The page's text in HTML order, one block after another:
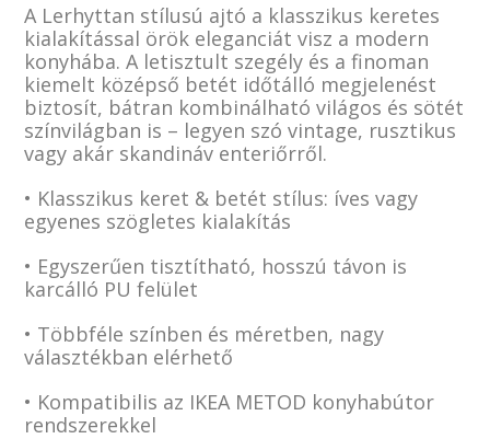
A Lerhyttan stílusú ajtó a klasszikus keretes
kialakítással örök eleganciát visz a modern
konyhába. A letisztult szegély és a finoman
kiemelt középső betét időtálló megjelenést
biztosít, bátran kombinálható világos és sötét
színvilágban is – legyen szó vintage, rusztikus
vagy akár skandináv enteriőrről.
• Klasszikus keret & betét stílus: íves vagy
egyenes szögletes kialakítás
• Egyszerűen tisztítható, hosszú távon is
karcálló PU felület
• Többféle színben és méretben, nagy
választékban elérhető
• Kompatibilis az IKEA METOD konyhabútor
rendszerekkel